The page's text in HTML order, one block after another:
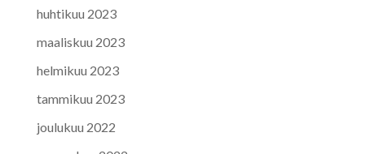
huhtikuu 2023
maaliskuu 2023
helmikuu 2023
tammikuu 2023
joulukuu 2022